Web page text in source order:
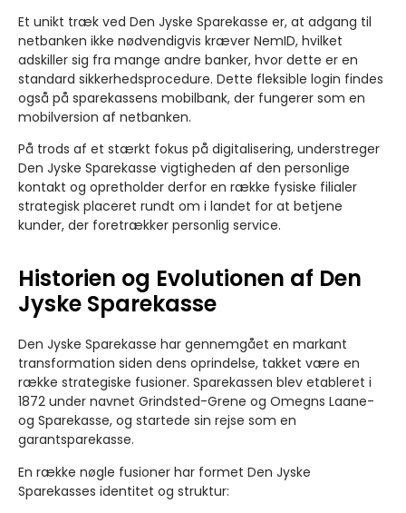
Et unikt træk ved Den Jyske Sparekasse er, at adgang til
netbanken ikke nødvendigvis kræver NemID, hvilket
adskiller sig fra mange andre banker, hvor dette er en
standard sikkerhedsprocedure. Dette fleksible login findes
også på sparekassens mobilbank, der fungerer som en
mobilversion af netbanken.
På trods af et stærkt fokus på digitalisering, understreger
Den Jyske Sparekasse vigtigheden af den personlige
kontakt og opretholder derfor en række fysiske filialer
strategisk placeret rundt om i landet for at betjene
kunder, der foretrækker personlig service.
Historien og Evolutionen af Den
Jyske Sparekasse
Den Jyske Sparekasse har gennemgået en markant
transformation siden dens oprindelse, takket være en
række strategiske fusioner. Sparekassen blev etableret i
1872 under navnet Grindsted-Grene og Omegns Laane-
og Sparekasse, og startede sin rejse som en
garantsparekasse.
En række nøgle fusioner har formet Den Jyske
Sparekasses identitet og struktur: